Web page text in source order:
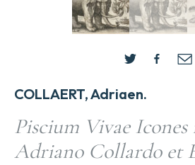
COLLAERT, Adriaen.
Piscium Vivae
Adriano Collardo et